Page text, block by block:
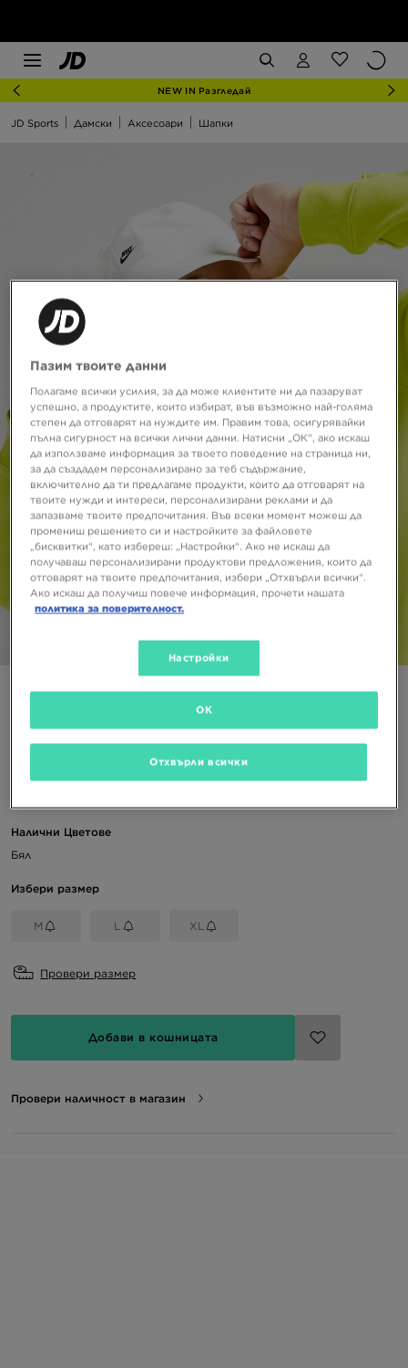
NEW IN Разгледай
JD Sports Дамски Аксесоари Шапки
Супер оферта
40,00 ЛВ.
Налични Цветове
Бял
Избери размер
M L XL
Провери размер
Добави в кошницата
Провери наличност в магазин
Пазим твоите данни
Полагаме всички усилия, за да може клиентите ни да пазаруват
успешно, а продуктите, които избират, във възможно най-голяма
степен да отговарят на нуждите им. Правим това, осигурявайки
пълна сигурност на всички лични данни. Натисни „ОК“, ако искаш
да използваме информация за твоето поведение на страница ни,
за да създадем персонализирано за теб съдържание,
включително да ти предлагаме продукти, които да отговарят на
твоите нужди и интереси, персонализирани реклами и да
запазваме твоите предпочитания. Във всеки момент можеш да
промениш решението си и настройките за файловете
„бисквитки“, като избереш: „Настройки“. Ако не искаш да
получаваш персонализирани продуктови предложения, които да
отговарят на твоите предпочитания, избери „Отхвърли всички“.
Ако искаш да получиш повече информация, прочети нашата
политика за поверителност.
Настройки
Отхвърли всички
OK